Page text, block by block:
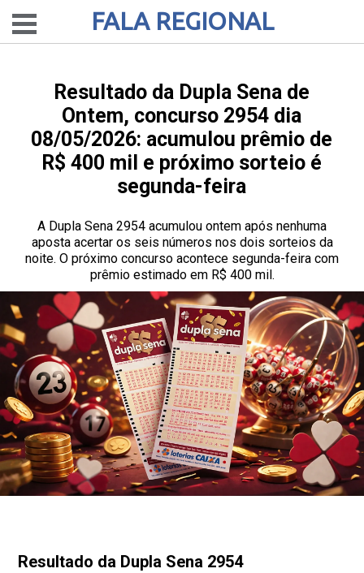
FALA REGIONAL
Resultado da Dupla Sena de
Ontem, concurso 2954 dia
08/05/2026: acumulou prêmio de
R$ 400 mil e próximo sorteio é
segunda-feira
A Dupla Sena 2954 acumulou ontem após nenhuma
aposta acertar os seis números nos dois sorteios da
noite. O próximo concurso acontece segunda-feira com
prêmio estimado em R$ 400 mil.
Resultado da Dupla Sena 2954